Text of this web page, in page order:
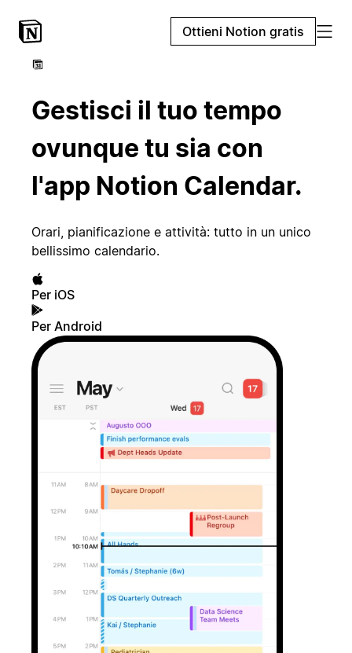
Ottieni Notion gratis
Gestisci il tuo tempo
ovunque tu sia con
l'app Notion Calendar.
Orari, pianificazione e attività: tutto in un unico
bellissimo calendario.
Per iOS
Per Android